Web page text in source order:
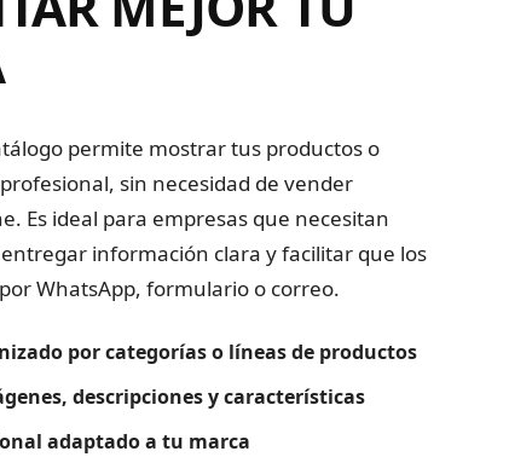
permite mostrar tus productos o
sin necesidad de vender
Es ideal para empresas que necesitan
información clara y facilitar que los
WhatsApp, formulario o correo.
por categorías o líneas de productos
descripciones y características
adaptado a tu marca